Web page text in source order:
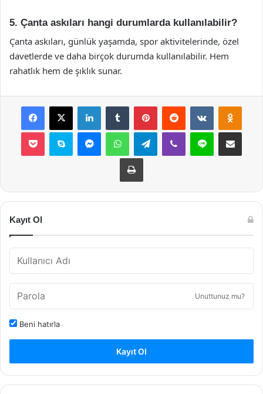
5. Çanta askıları hangi durumlarda kullanılabilir?
Çanta askıları, günlük yaşamda, spor aktivitelerinde, özel
davetlerde ve daha birçok durumda kullanılabilir. Hem
rahatlık hem de şıklık sunar.
Facebook
X LinkedInTumblr PinterestReddit VKontakte
Pocket Skype MessengerWhatsAppTelegramViber Line E-Posta ile
Yazdır
Kayıt Ol
Unuttunuz mu?
Beni hatırla
Kayıt Ol